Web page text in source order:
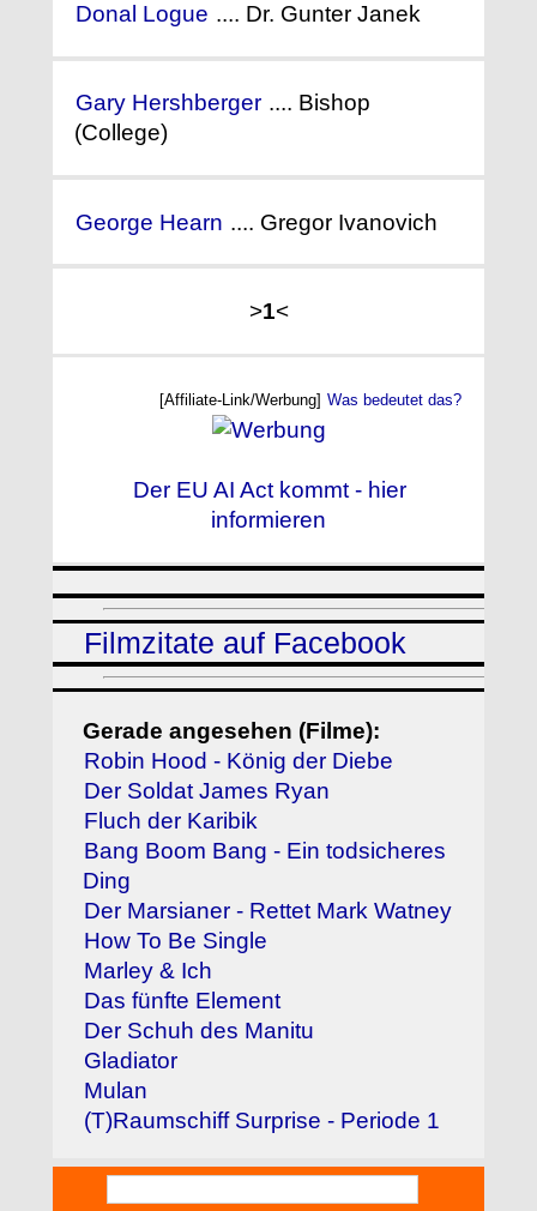
Donal Logue .... Dr. Gunter Janek
Gary Hershberger .... Bishop
(College)
George Hearn .... Gregor Ivanovich
>1<
[Affiliate-Link/Werbung] Was bedeutet das?
Der EU AI Act kommt - hier
informieren
Filmzitate auf Facebook
Gerade angesehen (Filme):
Robin Hood - König der Diebe
Der Soldat James Ryan
Fluch der Karibik
Bang Boom Bang - Ein todsicheres
Ding
Der Marsianer - Rettet Mark Watney
How To Be Single
Marley & Ich
Das fünfte Element
Der Schuh des Manitu
Gladiator
Mulan
(T)Raumschiff Surprise - Periode 1